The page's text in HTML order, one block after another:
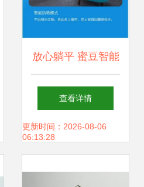
放心躺平 蜜豆智能
电动窗帘，重新定
义懒人式智能家居
查看详情
更新时间：2026-08-06
06:13:28